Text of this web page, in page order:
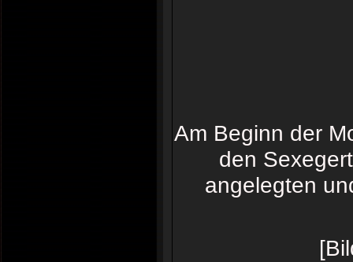
Am Beginn der
den
angelegten